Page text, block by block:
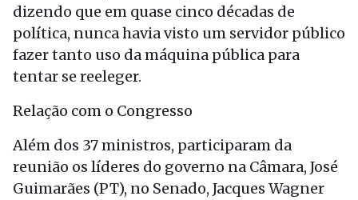
dizendo que em quase cinco décadas de
política, nunca havia visto um servidor público
fazer tanto uso da máquina pública para
tentar se reeleger.
Relação com o Congresso
Além dos 37 ministros, participaram da
reunião os líderes do governo na Câmara, José
Guimarães (PT), no Senado, Jacques Wagner